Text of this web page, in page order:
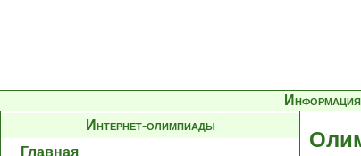
Информация
Интернет-олимпиады
Главная